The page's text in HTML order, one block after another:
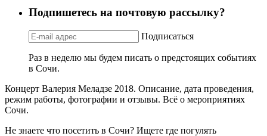
Подпишетесь на почтовую рассылку?
Подписаться
Раз в неделю мы будем писать о предстоящих событиях
в Сочи.
Концерт Валерия Меладзе 2018. Описание, дата проведения,
режим работы, фотографии и отзывы. Всё о мероприятиях
Сочи.
Не знаете что посетить в Сочи? Ищете где погулять